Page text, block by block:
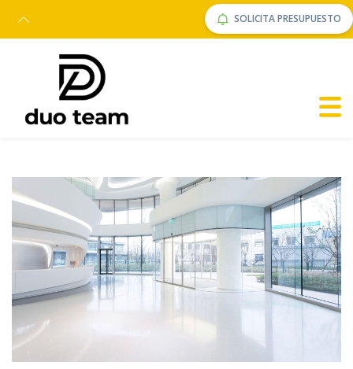
SOLICITA PRESUPUESTO